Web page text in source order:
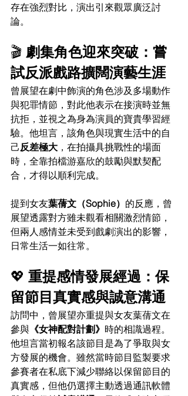
存在強烈對比，演出引來觀眾廣泛討
論。
🎬 劇集角色迎來突破：嘗
試反派戲路擴闊演藝生涯
曾展望在劇中飾演的角色涉及多場動作
與犯罪情節，對此他表示在接演時並無
抗拒，並視之為身為演員的寶貴學習經
驗。他坦言，該角色與現實生活中的自
己 反差極大 ，在拍攝具挑戰性的場面
時，全靠拍檔游嘉欣的鼓勵與默契配
合，才得以順利完成。
提到女友葉蒨文（Sophie） 的反應，曾
展望透露對方雖未觀看相關激烈情節，
但兩人感情並未受到戲劇演出的影響，
日常生活一如往常。
💖 重提感情發展經過：保
留節目真實感與誠意溝通
訪問中，曾展望亦重提與女友葉蒨文在
參與 《女神配對計劃》 時的相識過程。
他坦言當初報名該節目是為了爭取與女
方發展的機會。雖然當時節目監製要求
參賽者在私底下減少聯絡以保留節目的
真實感，但他仍選擇主動透過通訊軟體